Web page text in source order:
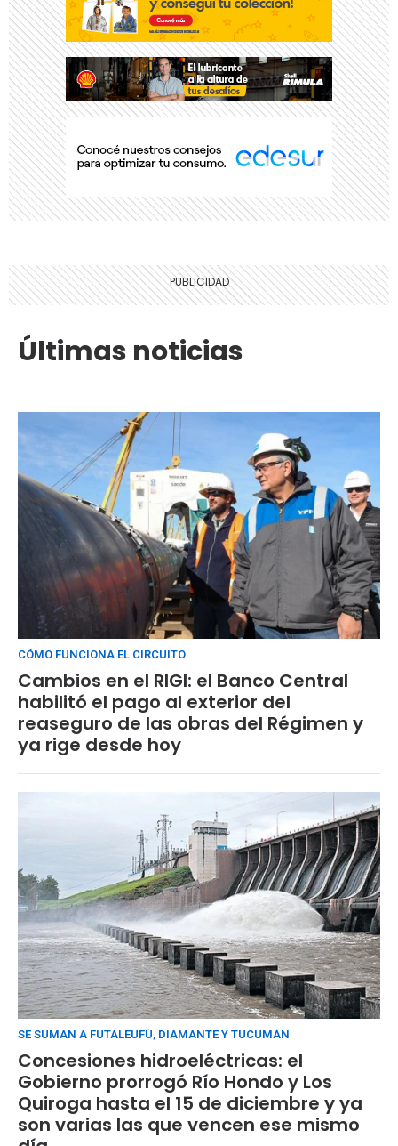
Últimas noticias
CÓMO FUNCIONA EL CIRCUITO
Cambios en el RIGI: el Banco Central
habilitó el pago al exterior del
reaseguro de las obras del Régimen y
ya rige desde hoy
SE SUMAN A FUTALEUFÚ, DIAMANTE Y TUCUMÁN
Concesiones hidroeléctricas: el
Gobierno prorrogó Río Hondo y Los
Quiroga hasta el 15 de diciembre y ya
son varias las que vencen ese mismo